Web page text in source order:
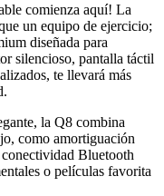
comienza aquí! La
un equipo de ejercicio;
diseñada para
silencioso, pantalla táctil
te llevará más
la Q8 combina
como amortiguación
Bluetooth
o películas favorita